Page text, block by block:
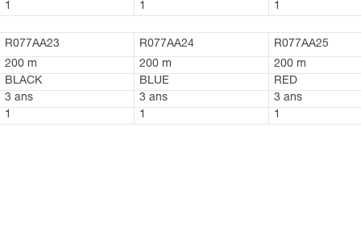
1 1 1
R077AA23 R077AA24 R077AA25
200 m 200 m 200 m
BLACK BLUE RED
3 ans 3 ans 3 ans
1 1 1